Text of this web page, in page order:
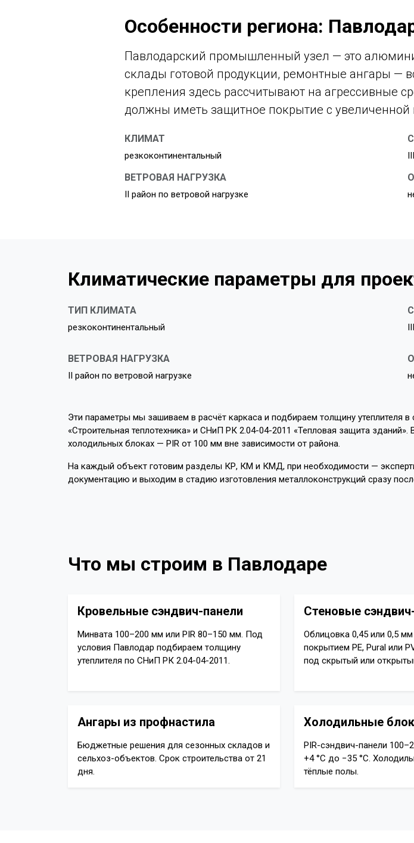
Особенности региона:
Павлодарский промышленный узел — это
склады готовой продукции, ремонтные ангары —
крепления здесь рассчитывают на агрессивные
должны иметь защитное покрытие с увеличенной
КЛИМАТ
резкоконтинентальный
ВЕТРОВАЯ НАГРУЗКА
II район по ветровой нагрузке
Климатические параметры для
ТИП КЛИМАТА
резкоконтинентальный
ВЕТРОВАЯ НАГРУЗКА
II район по ветровой нагрузке
Эти параметры мы зашиваем в расчёт каркаса и подбираем толщину утеплителя
«Строительная теплотехника» и СНиП РК 2.04-04-2011 «Тепловая защита
холодильных блоках — PIR от 100 мм вне зависимости от района.
На каждый объект готовим разделы КР, КМ и КМД, при необходимости —
документацию и выходим в стадию изготовления металлоконструкций сразу
Что мы строим в Павлодаре
Кровельные сэндвич-панели
Минвата 100–200 мм или PIR 80–150 мм. Под
условия Павлодар подбираем толщину
утеплителя по СНиП РК 2.04-04-2011.
Стеновые
Облицовка 0,45 или 0,5
покрытием PE, Pural или
под скрытый или
Ангары из профнастила
Бюджетные решения для сезонных складов и
сельхоз-объектов. Срок строительства от 21
дня.
Холодильные
PIR-сэндвич-панели
+4 °C до −35 °C.
тёплые полы.